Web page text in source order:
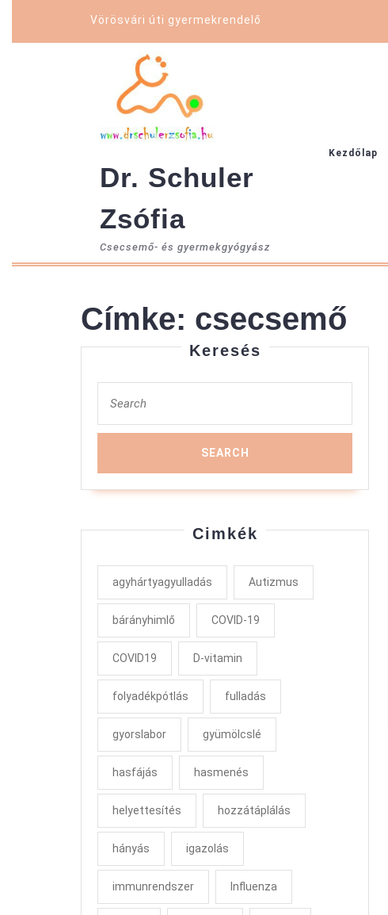
content
Vörösvári úti gyermekrendelő
Dr. Schuler
Zsófia
Csecsemő- és gyermekgyógyász
Kezdőlap
Címke: csecsemő
Keresés
for:
Cimkék
agyhártyagyulladás Autizmus
bárányhimlő COVID-19
COVID19 D-vitamin
folyadékpótlás fulladás
gyorslabor gyümölcslé
hasfájás hasmenés
helyettesítés hozzátáplálás
hányás igazolás
immunrendszer Influenza